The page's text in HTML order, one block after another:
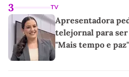
3 TV
Apresentadora
telejornal para
"Mais tempo e paz"